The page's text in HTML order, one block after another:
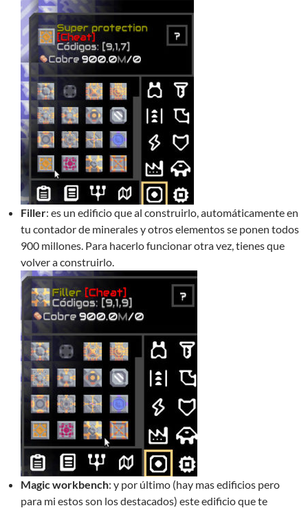
Filler: es un edificio que al construirlo, automáticamente en
tu contador de minerales y otros elementos se ponen todos
900 millones. Para hacerlo funcionar otra vez, tienes que
volver a construirlo.
Magic workbench: y por último (hay mas edificios pero
para mi estos son los destacados) este edificio que te